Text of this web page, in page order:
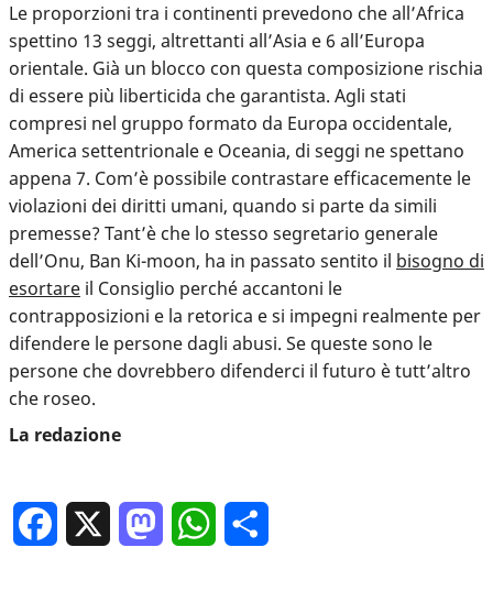
Le proporzioni tra i continenti prevedono che all’Africa
spettino 13 seggi, altrettanti all’Asia e 6 all’Europa
orientale. Già un blocco con questa composizione rischia
di essere più liberticida che garantista. Agli stati
compresi nel gruppo formato da Europa occidentale,
America settentrionale e Oceania, di seggi ne spettano
appena 7. Com’è possibile contrastare efficacemente le
violazioni dei diritti umani, quando si parte da simili
premesse? Tant’è che lo stesso segretario generale
dell’Onu, Ban Ki-moon, ha in passato sentito il bisogno di
esortare il Consiglio perché accantoni le
contrapposizioni e la retorica e si impegni realmente per
difendere le persone dagli abusi. Se queste sono le
persone che dovrebbero difenderci il futuro è tutt’altro
che roseo.
La redazione
Facebook MastodonWhatsApp